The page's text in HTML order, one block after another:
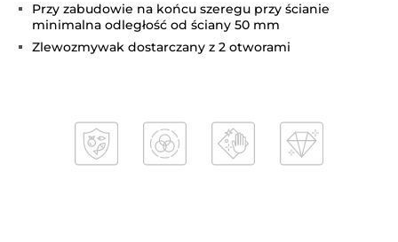
Przy zabudowie na końcu szeregu przy ścianie
minimalna odległość od ściany 50 mm
Zlewozmywak dostarczany z 2 otworami